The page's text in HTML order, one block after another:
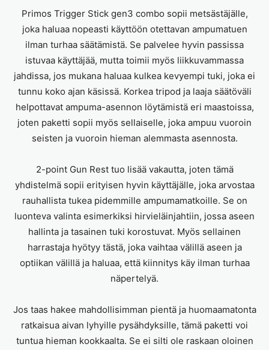
Primos Trigger Stick gen3 combo sopii metsästäjälle,
joka haluaa nopeasti käyttöön otettavan ampumatuen
ilman turhaa säätämistä. Se palvelee hyvin passissa
istuvaa käyttäjää, mutta toimii myös liikkuvammassa
jahdissa, jos mukana haluaa kulkea kevyempi tuki, joka ei
tunnu koko ajan käsissä. Korkea tripod ja laaja säätöväli
helpottavat ampuma-asennon löytämistä eri maastoissa,
joten paketti sopii myös sellaiselle, joka ampuu vuoroin
seisten ja vuoroin hieman alemmasta asennosta.
2-point Gun Rest tuo lisää vakautta, joten tämä
yhdistelmä sopii erityisen hyvin käyttäjälle, joka arvostaa
rauhallista tukea pidemmille ampumamatkoille. Se on
luonteva valinta esimerkiksi hirvieläinjahtiin, jossa aseen
hallinta ja tasainen tuki korostuvat. Myös sellainen
harrastaja hyötyy tästä, joka vaihtaa välillä aseen ja
optiikan välillä ja haluaa, että kiinnitys käy ilman turhaa
näpertelyä.
Jos taas hakee mahdollisimman pientä ja huomaamatonta
ratkaisua aivan lyhyille pysähdyksille, tämä paketti voi
tuntua hieman kookkaalta. Se ei silti ole raskaan oloinen